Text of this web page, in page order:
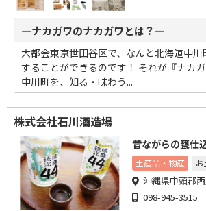
―ナカガワのナカガワとは？―
大都会東京世田谷区で、なんと北海道中川
することができるのです！ それが『ナカガ
中川町を、知る・味わう...
株式会社石川酒造場
昔ながらの甕仕
土産品・物産
沖縄県中頭郡
098-945-3515